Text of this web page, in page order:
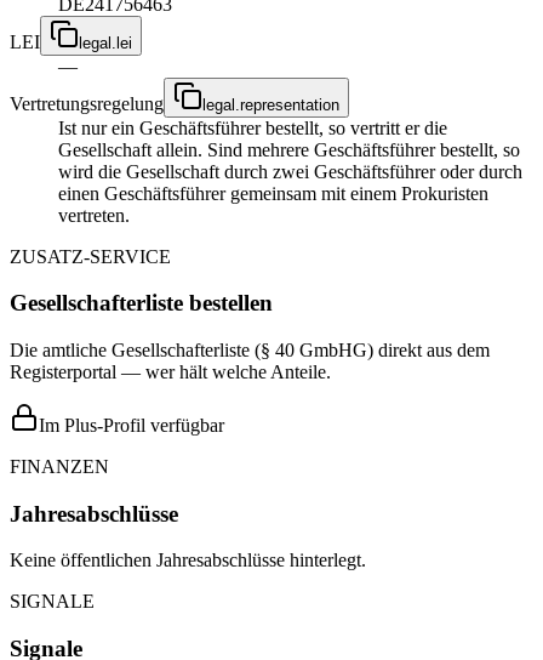
LEI
legal.lei
—
Vertretungsregelung
legal.representation
Ist nur ein Geschäftsführer bestellt, so vertritt er die
Gesellschaft allein. Sind mehrere Geschäftsführer bestellt, so
wird die Gesellschaft durch zwei Geschäftsführer oder durch
einen Geschäftsführer gemeinsam mit einem Prokuristen
vertreten.
ZUSATZ-SERVICE
Gesellschafterliste bestellen
Die amtliche Gesellschafterliste (§ 40 GmbHG) direkt aus dem
Registerportal — wer hält welche Anteile.
Im Plus-Profil verfügbar
FINANZEN
Jahresabschlüsse
Keine öffentlichen Jahresabschlüsse hinterlegt.
SIGNALE
Signale